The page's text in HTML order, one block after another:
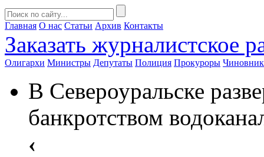
Главная О нас Статьи Архив Контакты
Заказать журналистское
Олигархи Министры Депутаты Полиция Прокуроры
В Североуральске
банкротством
‹